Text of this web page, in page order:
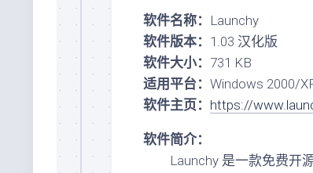
软件名称： Launchy
软件版本： 1.03 汉化版
软件大小： 731 KB
适用平台： Windows 2000/
软件主页： https://
软件简介：
Launchy 是一款免费开源